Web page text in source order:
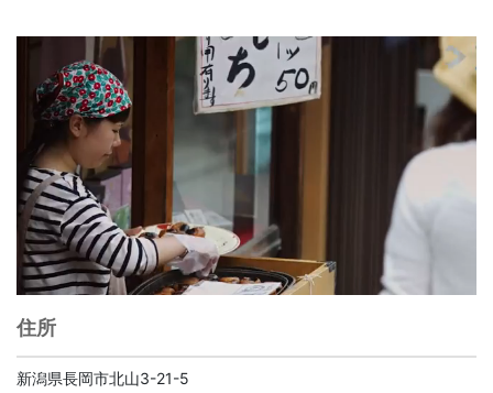
住所
新潟県長岡市北山3-21-5